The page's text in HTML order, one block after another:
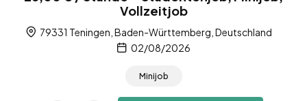
Vollzeitjob
79331 Teningen, Baden-Württemberg, Deutschland
02/08/2026
Minijob